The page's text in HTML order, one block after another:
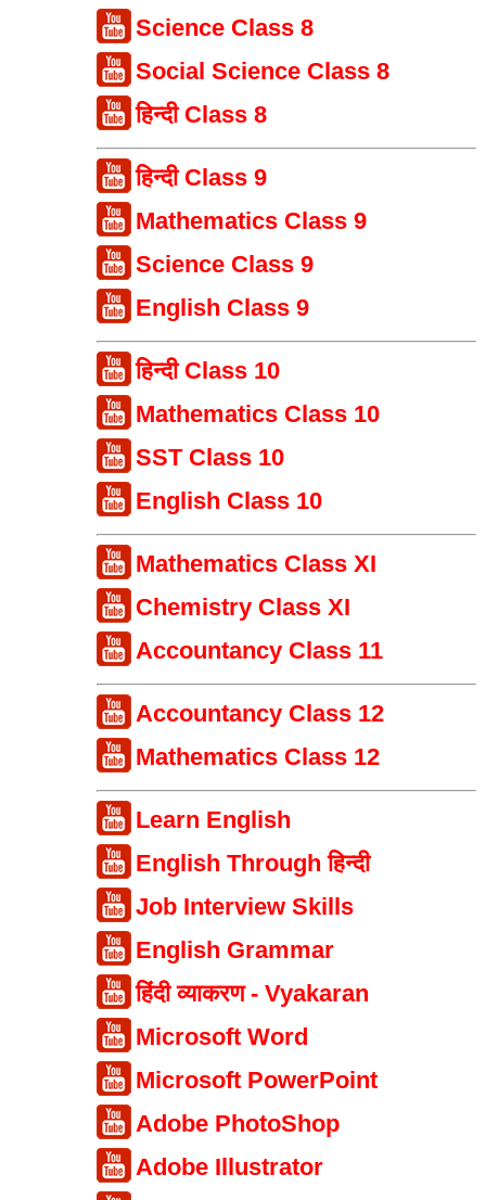
Science Class 8
Social Science Class 8
हिन्दी Class 8
हिन्दी Class 9
Mathematics Class 9
Science Class 9
English Class 9
हिन्दी Class 10
Mathematics Class 10
SST Class 10
English Class 10
Mathematics Class XI
Chemistry Class XI
Accountancy Class 11
Accountancy Class 12
Mathematics Class 12
Learn English
English Through हिन्दी
Job Interview Skills
English Grammar
हिंदी व्याकरण - Vyakaran
Microsoft Word
Microsoft PowerPoint
Adobe PhotoShop
Adobe Illustrator